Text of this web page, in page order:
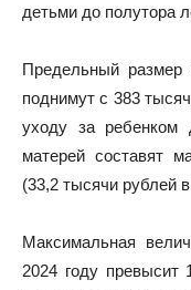
детьми до полутора
Предельный
поднимут с 383
уходу за ребенком
матерей составят
(33,2 тысячи рублей
Максимальная
2024 году